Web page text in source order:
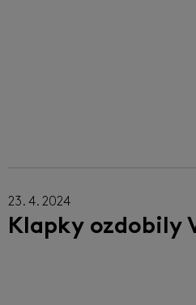
23. 4. 2024
Klapky ozdobily